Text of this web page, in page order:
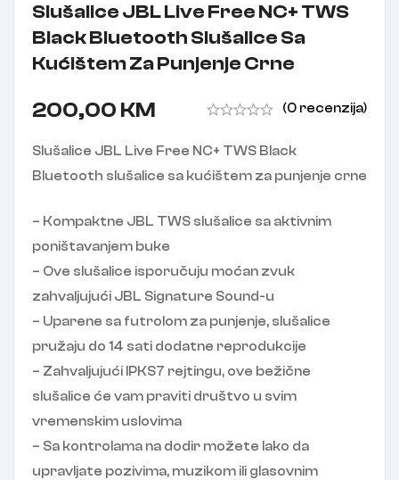
Slušalice JBL Live Free NC+ TWS
Black Bluetooth Slušalice Sa
Kućištem Za Punjenje Crne
200,00 KM (0 recenzija)
Slušalice JBL Live Free NC+ TWS Black
Bluetooth slušalice sa kućištem za punjenje crne
– Kompaktne JBL TWS slušalice sa aktivnim
poništavanjem buke
– Ove slušalice isporučuju moćan zvuk
zahvaljujući JBL Signature Sound-u
– Uparene sa futrolom za punjenje, slušalice
pružaju do 14 sati dodatne reprodukcije
– Zahvaljujući IPKS7 rejtingu, ove bežične
slušalice će vam praviti društvo u svim
vremenskim uslovima
– Sa kontrolama na dodir možete lako da
upravljate pozivima, muzikom ili glasovnim